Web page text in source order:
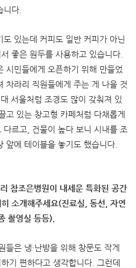
다.
도 있는데 커피도 일반 커피가 아닌
좋은 원두를 사용하고 있습니다.
시민들에게 오픈하기 위해 만들었
차라리 직원들에게 주는 게 나을 것
서울처럼 조경도 많이 갖춰져 있
고 있는 창고형 카페처럼 다채롭게
르고, 건물이 높다 보니 시내를 조
앞에 테이블을 놓기도 했습니다.
참조은병원이 내세운 특화된 공간
소개해주세요(진료실, 동선, 자연
촬영실 등등).
들은 냉·난방을 위해 창문도 작게
기 편하다고 생각합니다. 그런데